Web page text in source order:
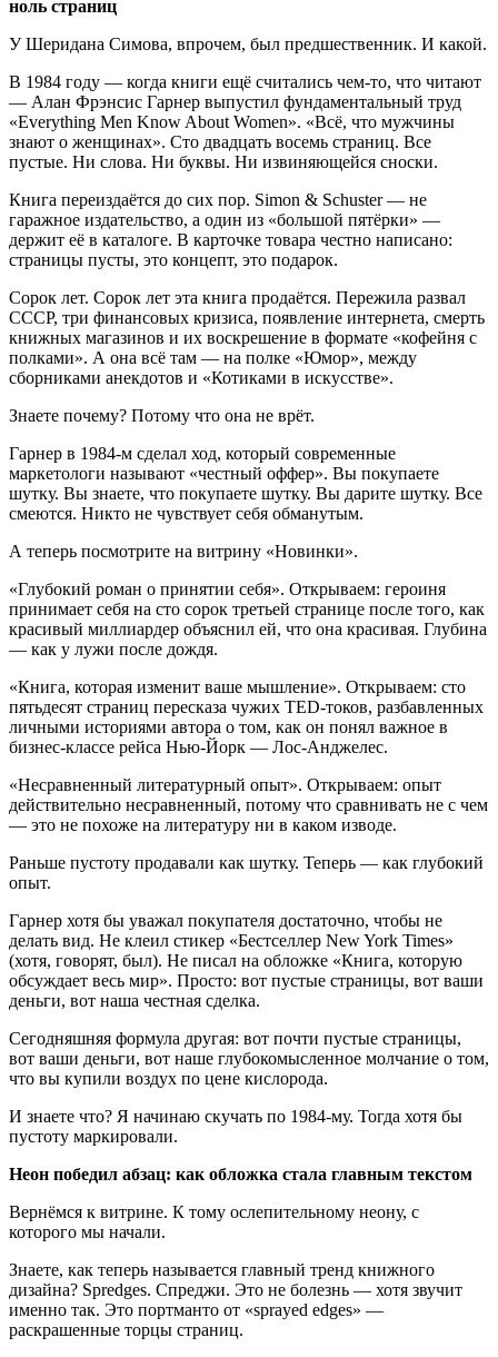
ноль страниц
У Шеридана Симова, впрочем, был предшественник. И какой.
В 1984 году — когда книги ещё считались чем-то, что читают
— Алан Фрэнсис Гарнер выпустил фундаментальный труд
«Everything Men Know About Women». «Всё, что мужчины
знают о женщинах». Сто двадцать восемь страниц. Все
пустые. Ни слова. Ни буквы. Ни извиняющейся сноски.
Книга переиздаётся до сих пор. Simon & Schuster — не
гаражное издательство, а один из «большой пятёрки» —
держит её в каталоге. В карточке товара честно написано:
страницы пусты, это концепт, это подарок.
Сорок лет. Сорок лет эта книга продаётся. Пережила развал
СССР, три финансовых кризиса, появление интернета, смерть
книжных магазинов и их воскрешение в формате «кофейня с
полками». А она всё там — на полке «Юмор», между
сборниками анекдотов и «Котиками в искусстве».
Знаете почему? Потому что она не врёт.
Гарнер в 1984-м сделал ход, который современные
маркетологи называют «честный оффер». Вы покупаете
шутку. Вы знаете, что покупаете шутку. Вы дарите шутку. Все
смеются. Никто не чувствует себя обманутым.
А теперь посмотрите на витрину «Новинки».
«Глубокий роман о принятии себя». Открываем: героиня
принимает себя на сто сорок третьей странице после того, как
красивый миллиардер объяснил ей, что она красивая. Глубина
— как у лужи после дождя.
«Книга, которая изменит ваше мышление». Открываем: сто
пятьдесят страниц пересказа чужих TED-токов, разбавленных
личными историями автора о том, как он понял важное в
бизнес-классе рейса Нью-Йорк — Лос-Анджелес.
«Несравненный литературный опыт». Открываем: опыт
действительно несравненный, потому что сравнивать не с чем
— это не похоже на литературу ни в каком изводе.
Раньше пустоту продавали как шутку. Теперь — как глубокий
опыт.
Гарнер хотя бы уважал покупателя достаточно, чтобы не
делать вид. Не клеил стикер «Бестселлер New York Times»
(хотя, говорят, был). Не писал на обложке «Книга, которую
обсуждает весь мир». Просто: вот пустые страницы, вот ваши
деньги, вот наша честная сделка.
Сегодняшняя формула другая: вот почти пустые страницы,
вот ваши деньги, вот наше глубокомысленное молчание о том,
что вы купили воздух по цене кислорода.
И знаете что? Я начинаю скучать по 1984-му. Тогда хотя бы
пустоту маркировали.
Неон победил абзац: как обложка стала главным текстом
Вернёмся к витрине. К тому ослепительному неону, с
которого мы начали.
Знаете, как теперь называется главный тренд книжного
дизайна? Spredges. Спреджи. Это не болезнь — хотя звучит
именно так. Это портманто от «sprayed edges» —
раскрашенные торцы страниц.